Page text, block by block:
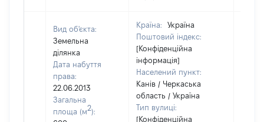
Вид об'єкта:
Земельна
ділянка
Дата набуття
права:
22.06.2013
Загальна
площа (м2):
Країна:
Україна
Поштовий індекс:
[Конфіденційна
інформація]
Населений пункт:
Канів / Черкаська
область / Україна
Тип вулиці:
[Конфіденційна